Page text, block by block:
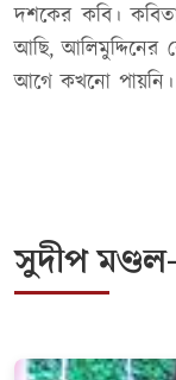
দশকের কবি।
আছি, আলিমুদ্দিনের
আগে কখনো পায়নি।
সুদীপ